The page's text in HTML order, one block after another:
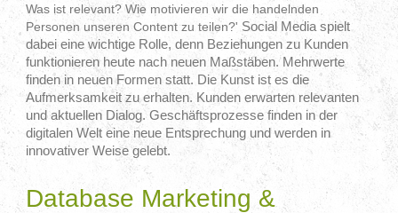
Was ist relevant? Wie motivieren wir die handelnden
Personen unseren Content zu teilen?' Social Media spielt
dabei eine wichtige Rolle, denn Beziehungen zu Kunden
funktionieren heute nach neuen Maßstäben. Mehrwerte
finden in neuen Formen statt. Die Kunst ist es die
Aufmerksamkeit zu erhalten. Kunden erwarten relevanten
und aktuellen Dialog. Geschäftsprozesse finden in der
digitalen Welt eine neue Entsprechung und werden in
innovativer Weise gelebt.
Database Marketing &